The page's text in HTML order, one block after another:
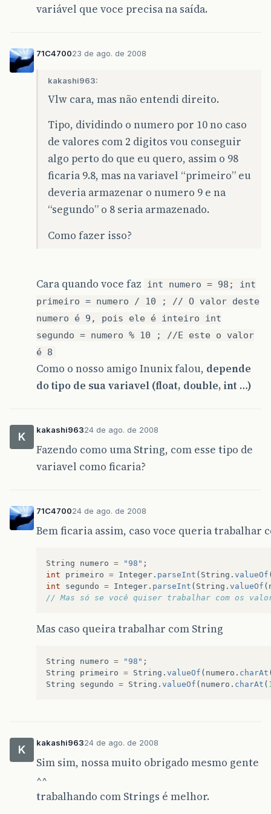
variável que voce precisa na saída.
71C470023 de ago. de 2008
kakashi963:
Vlw cara, mas não entendi direito.
Tipo, dividindo o numero por 10 no caso
de valores com 2 digitos vou conseguir
algo perto do que eu quero, assim o 98
ficaria 9.8, mas na variavel “primeiro” eu
deveria armazenar o numero 9 e na
“segundo” o 8 seria armazenado.
Como fazer isso?
Cara quando voce faz
int numero = 98; int
primeiro = numero / 10 ; // O valor deste
numero é 9, pois ele é inteiro int
segundo = numero % 10 ; //E este o valor
é 8
Como o nosso amigo Inunix falou, depende
do tipo de sua variavel (float, double, int …)
K
kakashi96324 de ago. de 2008
Fazendo como uma String, com esse tipo de
variavel como ficaria?
71C470024 de ago. de 2008
Bem ficaria assim, caso voce queria trabalhar
String numero = "98" ;
int
primeiro = Integer . parseInt ( String . valueOf
int
segundo = Integer . parseInt ( String . valueOf (
// Mas só se você quiser trabalhar com os
Mas caso queira trabalhar com String
String numero = "98" ;
String
primeiro = String . valueOf ( numero . charAt
String
segundo = String . valueOf ( numero . charAt (
K
kakashi96324 de ago. de 2008
Sim sim, nossa muito obrigado mesmo gente
^^
trabalhando com Strings é melhor.